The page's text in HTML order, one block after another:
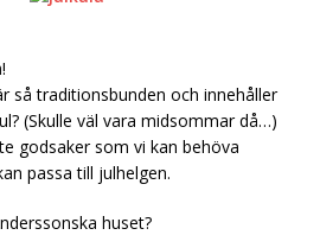
så traditionsbunden och innehåller
(Skulle väl vara midsommar då…)
godsaker som vi kan behöva
passa till julhelgen.
huset?